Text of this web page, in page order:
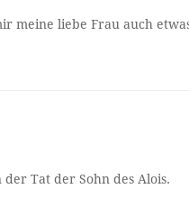
meine liebe Frau auch
der Tat der Sohn des Alois.